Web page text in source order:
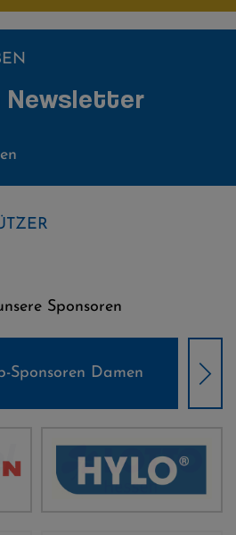
Newsletter
Sponsoren
Damen